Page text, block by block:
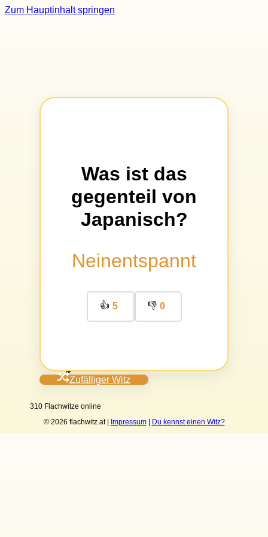
Zum Hauptinhalt springen
Was ist das
gegenteil von
Japanisch?
Neinentspannt
👍 5 👎 0
Zufälliger Witz
310 Flachwitze online
© 2026 flachwitz.at | Impressum| Du kennst einen Witz?